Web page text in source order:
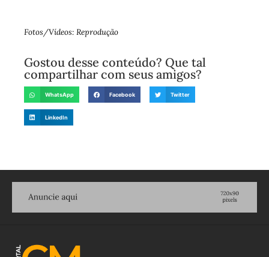
Fotos/Vídeos: Reprodução
Gostou desse conteúdo? Que tal
compartilhar com seus amigos?
WhatsApp Facebook Twitter
LinkedIn